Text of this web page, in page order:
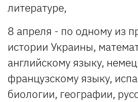
литературе,
8 апреля - по одному из
истории Украины,
английскому языку,
французскому языку,
биологии, географии,